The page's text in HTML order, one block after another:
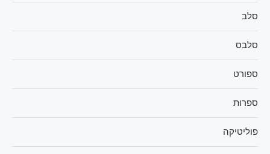
סלב
סלבס
ספורט
ספרות
פוליטיקה